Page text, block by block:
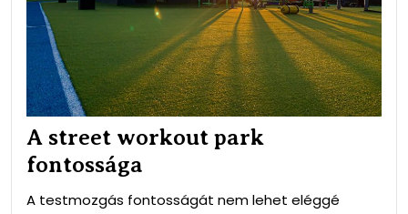
A street workout park
fontossága
A testmozgás fontosságát nem lehet eléggé